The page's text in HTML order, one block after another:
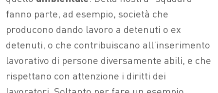
fanno parte, ad esempio, società che
producono dando lavoro a detenuti o ex
detenuti, o che contribuiscano all’inserimento
lavorativo di persone diversamente abili, e che
rispettano con attenzione i diritti dei